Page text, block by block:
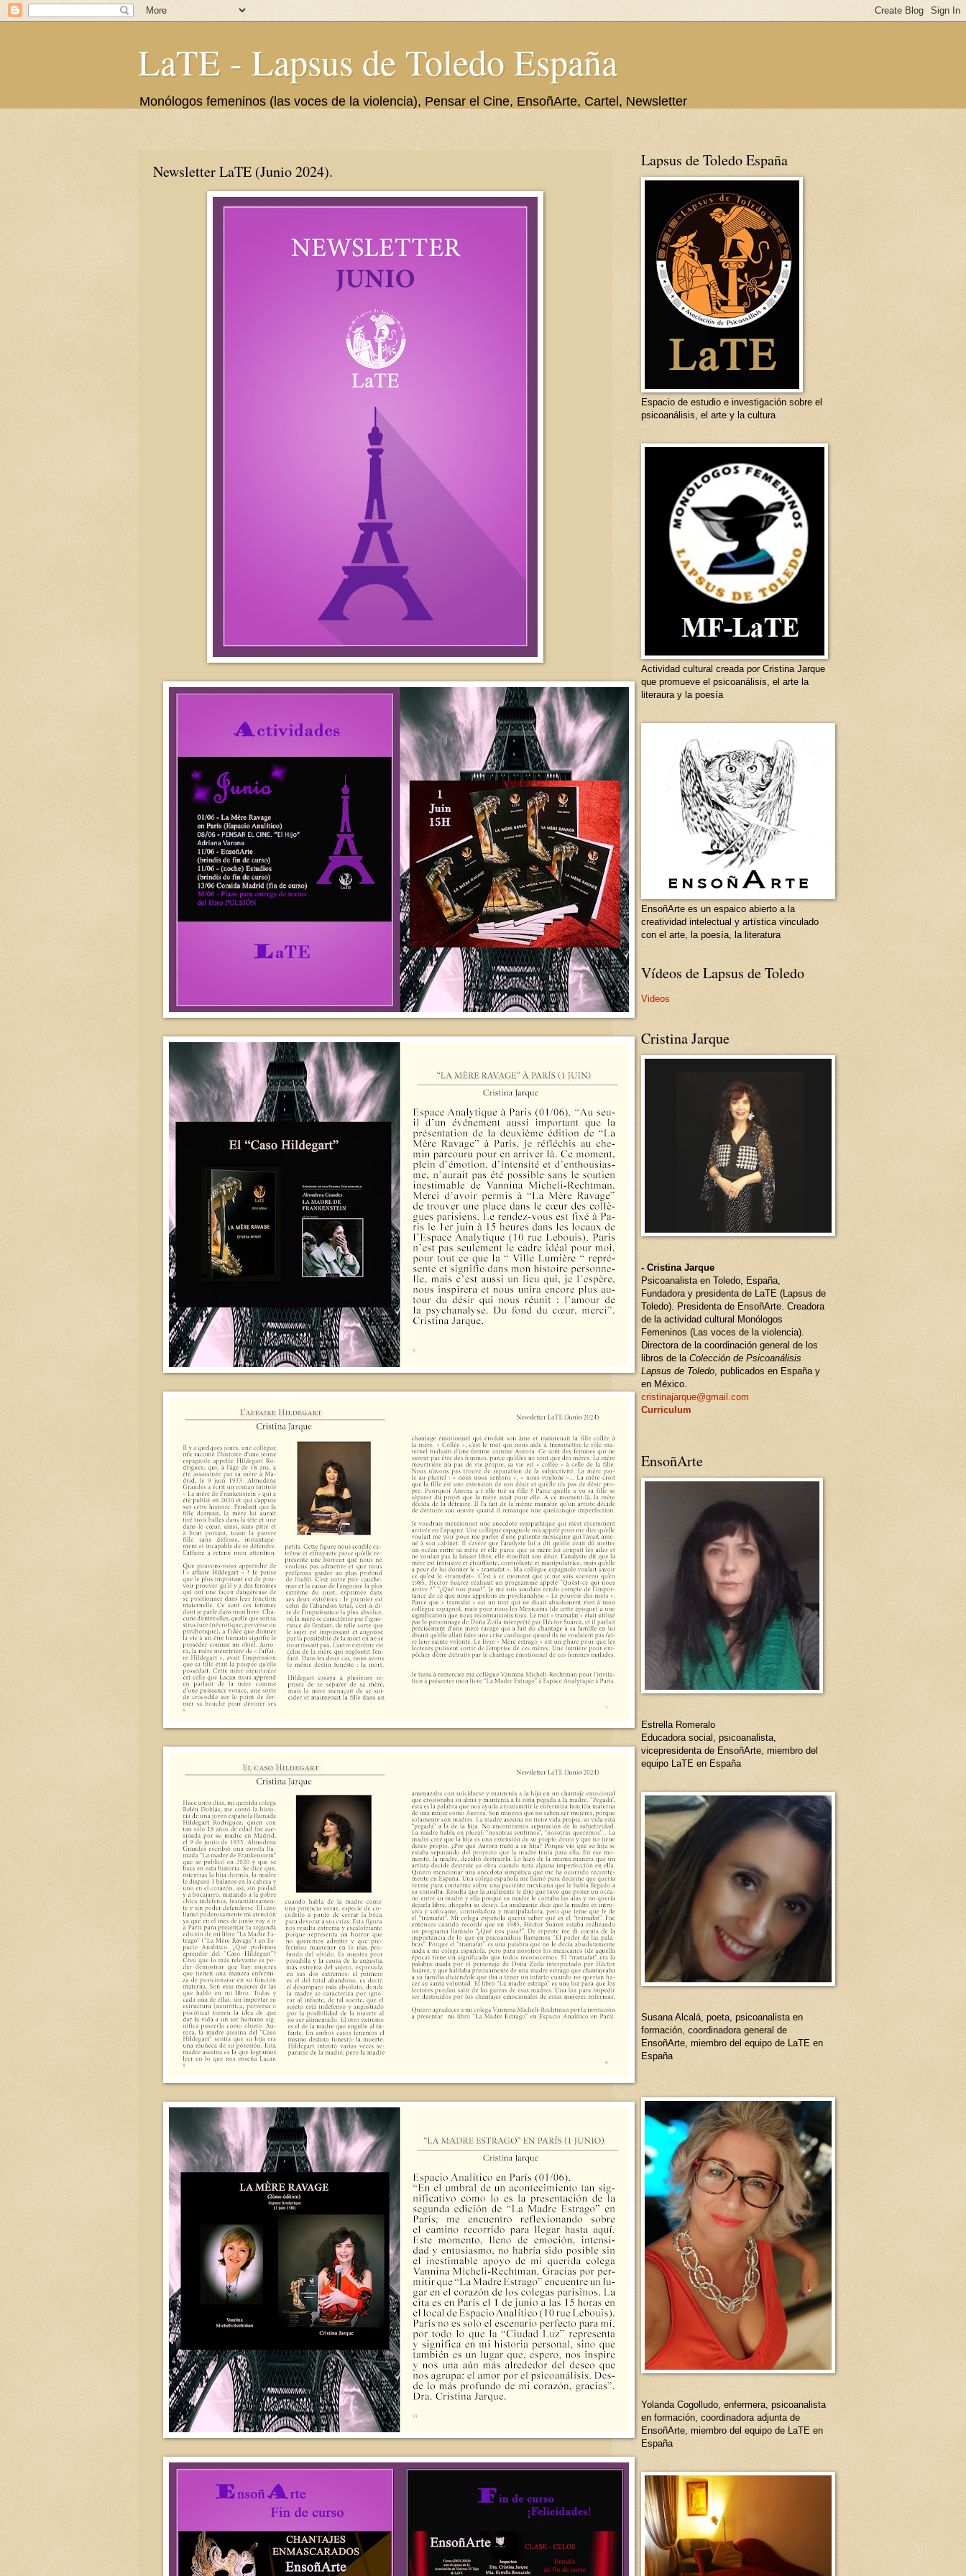
LaTE - Lapsus de Toledo España
Monólogos femeninos (las voces de la violencia), Pensar el Cine, EnsoñArte, Cartel, Newsletter
Newsletter LaTE (Junio 2024).
Lapsus de Toledo España
Espacio de estudio e investigación sobre el
psicoanálisis, el arte y la cultura
Actividad cultural creada por Cristina Jarque
que promueve el psicoanálisis, el arte la
literaura y la poesía
EnsoñArte es un espaico abierto a la
creatividad intelectual y artística vinculado
con el arte, la poesía, la literatura
Vídeos de Lapsus de Toledo
Videos
Cristina Jarque
- Cristina Jarque
Psicoanalista en Toledo, España,
Fundadora y presidenta de LaTE (Lapsus de
Toledo). Presidenta de EnsoñArte. Creadora
de la actividad cultural Monólogos
Femeninos (Las voces de la violencia).
Directora de la coordinación general de los
libros de la Colección de Psicoanálisis
Lapsus de Toledo, publicados en España y
en México.
cristinajarque@gmail.com
Curriculum
EnsoñArte
Estrella Romeralo
Educadora social, psicoanalista,
vicepresidenta de EnsoñArte, miembro del
equipo LaTE en España
Susana Alcalá, poeta, psicoanalista en
formación, coordinadora general de
EnsoñArte, miembro del equipo de LaTE en
España
Yolanda Cogolludo, enfermera, psicoanalista
en formación, coordinadora adjunta de
EnsoñArte, miembro del equipo de LaTE en
España